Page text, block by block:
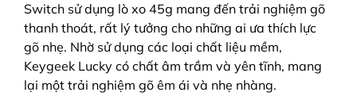
Switch sử dụng lò xo 45g mang đến trải nghiệm gõ
thanh thoát, rất lý tưởng cho những ai ưa thích lực
gõ nhẹ. Nhờ sử dụng các loại chất liệu mềm,
Keygeek Lucky có chất âm trầm và yên tĩnh, mang
lại một trải nghiệm gõ êm ái và nhẹ nhàng.